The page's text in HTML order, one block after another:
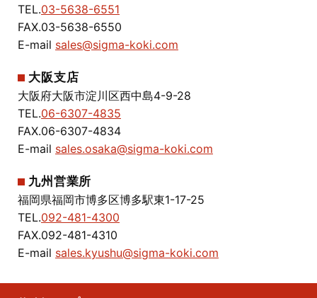
TEL.03-5638-6551
FAX.03-5638-6550
E-mail sales@sigma-koki.com
大阪支店
大阪府大阪市淀川区西中島4-9-28
TEL.06-6307-4835
FAX.06-6307-4834
E-mail sales.osaka@sigma-koki.com
九州営業所
福岡県福岡市博多区博多駅東1-17-25
TEL.092-481-4300
FAX.092-481-4310
E-mail sales.kyushu@sigma-koki.com